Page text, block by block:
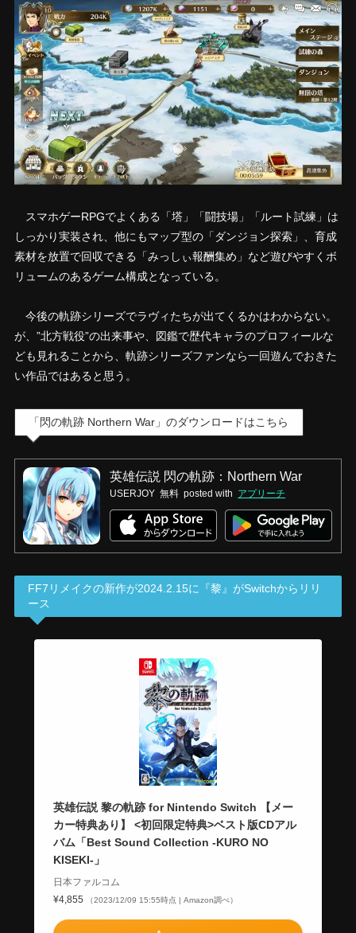
スマホゲーRPGでよくある「塔」「闘技場」「ルート試練」は
しっかり実装され、他にもマップ型の「ダンジョン探索」、育成
素材を放置で回収できる「みっしぃ報酬集め」など遊びやすくボ
リュームのあるゲーム構成となっている。
今後の軌跡シリーズでラヴィたちが出てくるかはわからない。
が、”北方戦役”の出来事や、図鑑で歴代キャラのプロフィールな
ども見れることから、軌跡シリーズファンなら一回遊んでおきた
い作品ではあると思う。
「閃の軌跡 Northern War」のダウンロードはこちら
英雄伝説 閃の軌跡：Northern War
USERJOY 無料 posted with アプリーチ
FF7リメイクの新作が2024.2.15に『黎』がSwitchからリリ
ース
英雄伝説 黎の軌跡 for Nintendo Switch 【メー
カー特典あり】 <初回限定特典>ベスト版CDアル
バム「Best Sound Collection -KURO NO
KISEKI-」
日本ファルコム
¥4,855
（2023/12/09 15:55時点 | Amazon調べ）